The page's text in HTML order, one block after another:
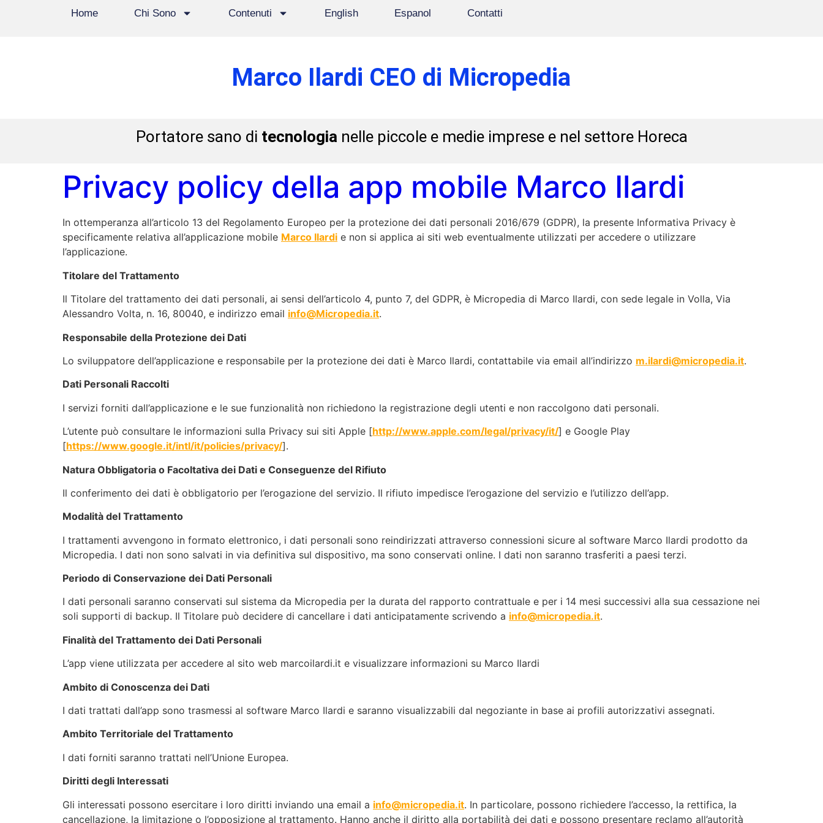
Home Chi Sono Contenuti English Espanol Contatti
Marco Ilardi CEO di Micropedia
Portatore sano di tecnologia nelle piccole e medie imprese e nel settore Horeca
Privacy policy della app mobile Marco Ilardi
In ottemperanza all’articolo 13 del Regolamento Europeo per la protezione dei dati personali 2016/679 (GDPR), la presente Informativa Privacy è
specificamente relativa all’applicazione mobile Marco Ilardi e non si applica ai siti web eventualmente utilizzati per accedere o utilizzare
l’applicazione.
Titolare del Trattamento
Il Titolare del trattamento dei dati personali, ai sensi dell’articolo 4, punto 7, del GDPR, è Micropedia di Marco Ilardi, con sede legale in Volla, Via
Alessandro Volta, n. 16, 80040, e indirizzo email info@Micropedia.it.
Responsabile della Protezione dei Dati
Lo sviluppatore dell’applicazione e responsabile per la protezione dei dati è Marco Ilardi, contattabile via email all’indirizzo m.ilardi@micropedia.it.
Dati Personali Raccolti
I servizi forniti dall’applicazione e le sue funzionalità non richiedono la registrazione degli utenti e non raccolgono dati personali.
L’utente può consultare le informazioni sulla Privacy sui siti Apple [http://www.apple.com/legal/privacy/it/] e Google Play
[https://www.google.it/intl/it/policies/privacy/].
Natura Obbligatoria o Facoltativa dei Dati e Conseguenze del Rifiuto
Il conferimento dei dati è obbligatorio per l’erogazione del servizio. Il rifiuto impedisce l’erogazione del servizio e l’utilizzo dell’app.
Modalità del Trattamento
I trattamenti avvengono in formato elettronico, i dati personali sono reindirizzati attraverso connessioni sicure al software Marco Ilardi prodotto da
Micropedia. I dati non sono salvati in via definitiva sul dispositivo, ma sono conservati online. I dati non saranno trasferiti a paesi terzi.
Periodo di Conservazione dei Dati Personali
I dati personali saranno conservati sul sistema da Micropedia per la durata del rapporto contrattuale e per i 14 mesi successivi alla sua cessazione nei
soli supporti di backup. Il Titolare può decidere di cancellare i dati anticipatamente scrivendo a info@micropedia.it.
Finalità del Trattamento dei Dati Personali
L’app viene utilizzata per accedere al sito web marcoilardi.it e visualizzare informazioni su Marco Ilardi
Ambito di Conoscenza dei Dati
I dati trattati dall’app sono trasmessi al software Marco Ilardi e saranno visualizzabili dal negoziante in base ai profili autorizzativi assegnati.
Ambito Territoriale del Trattamento
I dati forniti saranno trattati nell’Unione Europea.
Diritti degli Interessati
Gli interessati possono esercitare i loro diritti inviando una email a info@micropedia.it. In particolare, possono richiedere l’accesso, la rettifica, la
cancellazione, la limitazione o l’opposizione al trattamento. Hanno anche il diritto alla portabilità dei dati e possono presentare reclamo all’autorità